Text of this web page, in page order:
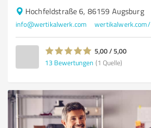
Hochfeldstraße 6, 86159 Augsburg
info@wertikalwerk.com wertikalwerk.com/
5,00 / 5,00
13 Bewertungen (1 Quelle)